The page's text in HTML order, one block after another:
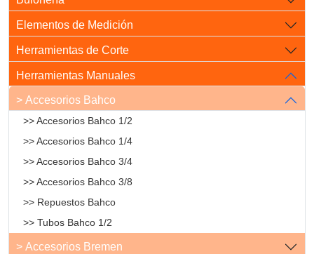
Elementos de Medición
Herramientas de Corte
Herramientas Manuales
> Accesorios Bahco
>> Accesorios Bahco 1/2
>> Accesorios Bahco 1/4
>> Accesorios Bahco 3/4
>> Accesorios Bahco 3/8
>> Repuestos Bahco
>> Tubos Bahco 1/2
> Accesorios Bremen